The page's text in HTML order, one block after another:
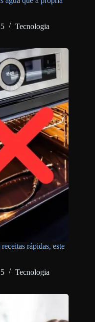
Tecnologia
rápidas, este
Tecnologia